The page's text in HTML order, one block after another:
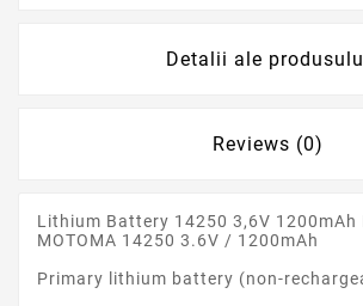
Detalii ale
Reviews (0)
Lithium Battery 14250 3,6V 1200mAh
MOTOMA 14250 3.6V / 1200mAh
Primary lithium battery (non-